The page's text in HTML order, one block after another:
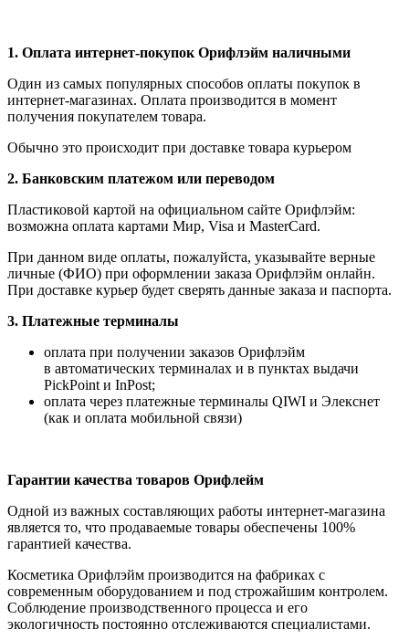
1. Оплата интернет-покупок Орифлэйм наличными
Один из самых популярных способов оплаты покупок в
интернет-магазинах. Оплата производится в момент
получения покупателем товара.
Обычно это происходит при доставке товара курьером
2. Банковским платежом или переводом
Пластиковой картой на официальном сайте Орифлэйм:
возможна оплата картами Мир, Visa и MasterCard.
При данном виде оплаты, пожалуйста, указывайте верные
личные (ФИО) при оформлении заказа Орифлэйм онлайн.
При доставке курьер будет сверять данные заказа и паспорта.
3. Платежные терминалы
оплата при получении заказов Орифлэйм
в автоматических терминалах и в пунктах выдачи
PickPoint и InPost;
оплата через платежные терминалы QIWI и Элекснет
(как и оплата мобильной связи)
Гарантии качества товаров Орифлейм
Одной из важных составляющих работы интернет-магазина
является то, что продаваемые товары обеспечены 100%
гарантией качества.
Косметика Орифлэйм производится на фабриках с
современным оборудованием и под строжайшим контролем.
Соблюдение производственного процесса и его
экологичность постоянно отслеживаются специалистами.